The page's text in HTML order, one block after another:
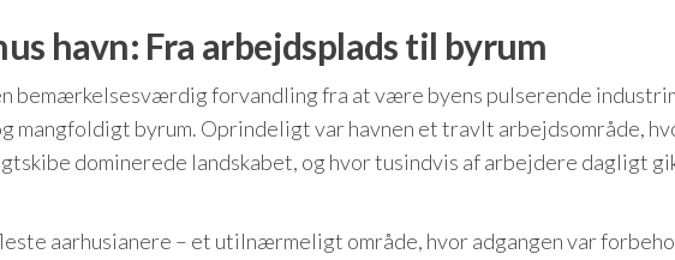
havn: Fra arbejdsplads til byrum
bemærkelsesværdig forvandling fra at være byens pulserende
mangfoldigt byrum. Oprindeligt var havnen et travlt arbejdsområde,
dominerede landskabet, og hvor tusindvis af arbejdere dagligt
aarhusianere – et utilnærmeligt område, hvor adgangen var